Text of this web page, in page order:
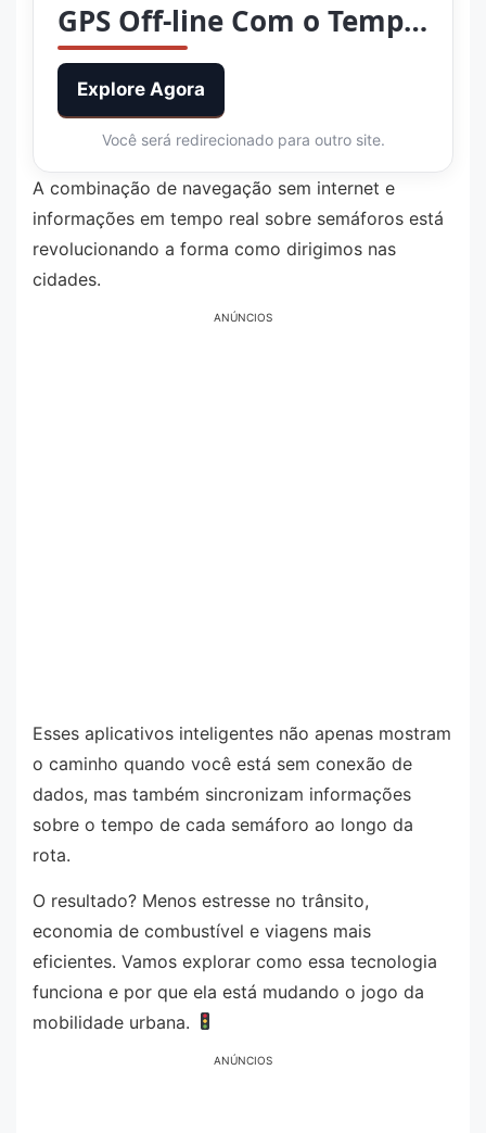
GPS Off-line Com o Tempo dos Semáforos
Explore Agora
Você será redirecionado para outro site.
A combinação de navegação sem internet e
informações em tempo real sobre semáforos está
revolucionando a forma como dirigimos nas
cidades.
ANÚNCIOS
Esses aplicativos inteligentes não apenas mostram
o caminho quando você está sem conexão de
dados, mas também sincronizam informações
sobre o tempo de cada semáforo ao longo da
rota.
O resultado? Menos estresse no trânsito,
economia de combustível e viagens mais
eficientes. Vamos explorar como essa tecnologia
funciona e por que ela está mudando o jogo da
mobilidade urbana.
ANÚNCIOS